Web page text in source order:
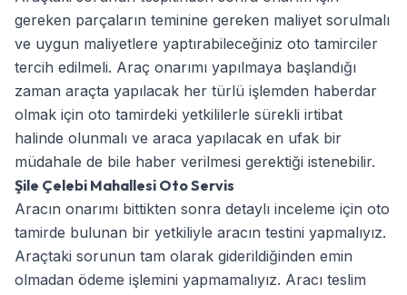
gereken parçaların teminine gereken maliyet sorulmalı
ve uygun maliyetlere yaptırabileceğiniz oto tamirciler
tercih edilmeli. Araç onarımı yapılmaya başlandığı
zaman araçta yapılacak her türlü işlemden haberdar
olmak için oto tamirdeki yetkililerle sürekli irtibat
halinde olunmalı ve araca yapılacak en ufak bir
müdahale de bile haber verilmesi gerektiği istenebilir.
Şile Çelebi Mahallesi Oto Servis
Aracın onarımı bittikten sonra detaylı inceleme için oto
tamirde bulunan bir yetkiliyle aracın testini yapmalıyız.
Araçtaki sorunun tam olarak giderildiğinden emin
olmadan ödeme işlemini yapmamalıyız. Aracı teslim